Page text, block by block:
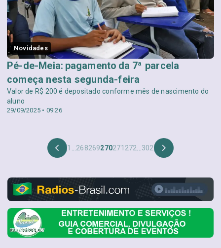
Novidades
29/09/2025 • 09:26
Pé-de-Meia: pagamento da 7ª parcela
começa nesta segunda-feira
Valor de R$ 200 é depositado conforme mês de nascimento do
aluno
1 268269270271 272 302